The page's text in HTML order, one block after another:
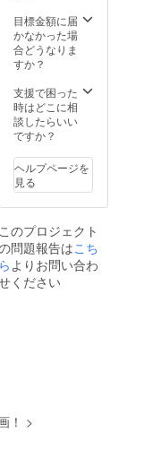
なるま
で
目標金額に届
かなかった場
合どうなりま
すか？
支援で困った
時はどこに相
談したらいい
ですか？
ヘルプページを
見る
このプロジェクト
問題報告はこち
ら よりお問い合わ
ください
！ >